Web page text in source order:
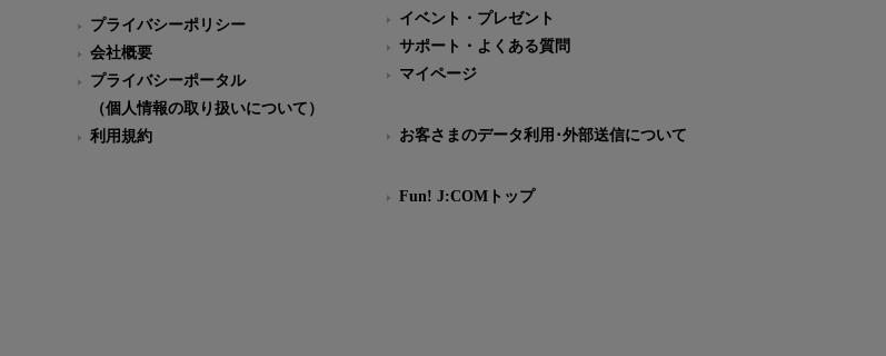
プライバシーポリシー
会社概要
プライバシーポータル
（個人情報の取り扱いについて）
利用規約
イベント・プレゼント
サポート・よくある質問
マイページ
お客さまのデータ利用･外部送信について
Fun! J:COMトップ